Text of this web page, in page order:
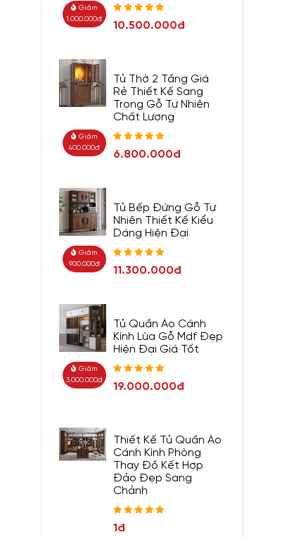
Giảm
1.000.000đ
10.500.000đ
Giảm
400.000đ
Tủ Thờ 2 Tầng Giá
Rẻ Thiết Kế Sang
Trọng Gỗ Tự Nhiên
Chất Lượng
6.800.000đ
Giảm
900.000đ
Tủ Bếp Đứng Gỗ Tự
Nhiên Thiết Kế Kiểu
Dáng Hiện Đại
11.300.000đ
Giảm
3.000.000đ
Tủ Quần Áo Cánh
Kính Lùa Gỗ Mdf Đẹp
Hiện Đại Giá Tốt
19.000.000đ
Thiết Kế Tủ Quần Áo
Cánh Kính Phòng
Thay Đồ Kết Hợp
Đảo Đẹp Sang
Chảnh
1đ